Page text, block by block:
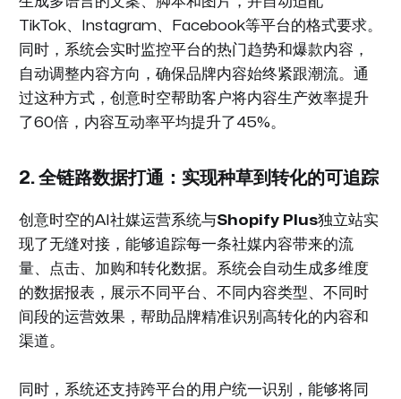
TikTok、Instagram、Facebook等平台的格式要求。
同时，系统会实时监控平台的热门趋势和爆款内容，
自动调整内容方向，确保品牌内容始终紧跟潮流。通
过这种方式，创意时空帮助客户将内容生产效率提升
了60倍，内容互动率平均提升了45%。
2. 全链路数据打通：实现种草到转化的可追踪
创意时空的AI社媒运营系统与Shopify Plus独立站实
现了无缝对接，能够追踪每一条社媒内容带来的流
量、点击、加购和转化数据。系统会自动生成多维度
的数据报表，展示不同平台、不同内容类型、不同时
间段的运营效果，帮助品牌精准识别高转化的内容和
渠道。
同时，系统还支持跨平台的用户统一识别，能够将同